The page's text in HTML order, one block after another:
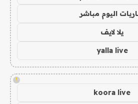
اليوم مباشر
يلا لايف
yalla live
!
koora live